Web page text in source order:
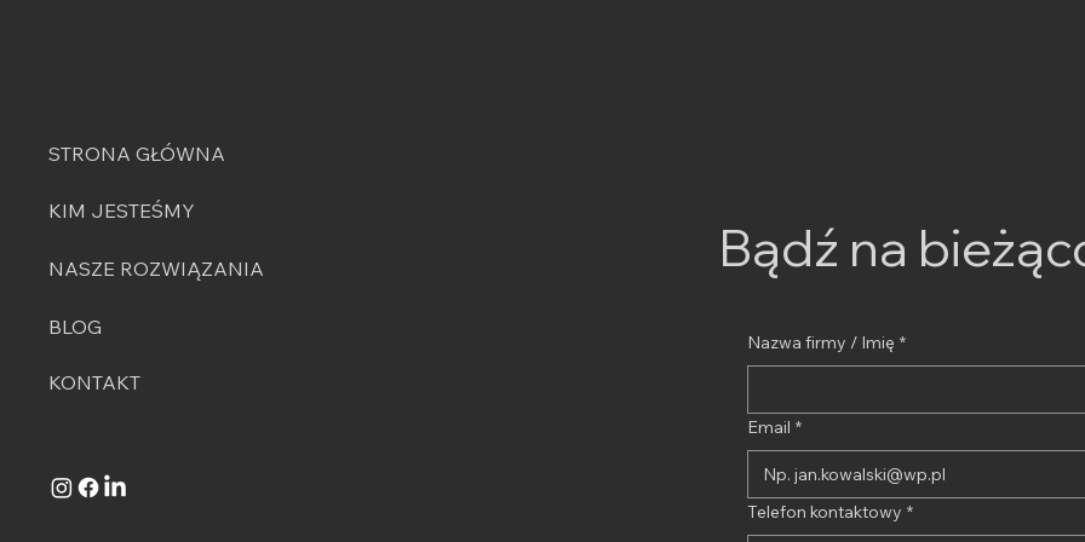
STRONA GŁÓWNA
KIM JESTEŚMY
NASZE ROZWIĄZANIA
BLOG
KONTAKT
Bądź na
Nazwa firmy / Imię *
Email *
Telefon kontaktowy *